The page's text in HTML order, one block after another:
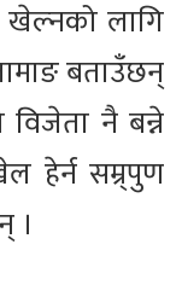
खेल्नको लागि
बताउँछन्
विजेता नै बन्ने
हेर्न सम्र्पुण
।